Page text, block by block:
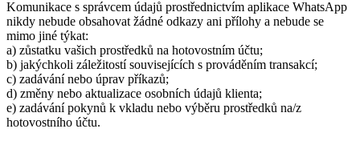
Komunikace s správcem údajů prostřednictvím aplikace WhatsApp
nikdy nebude obsahovat žádné odkazy ani přílohy a nebude se
mimo jiné týkat:
a) zůstatku vašich prostředků na hotovostním účtu;
b) jakýchkoli záležitostí souvisejících s prováděním transakcí;
c) zadávání nebo úprav příkazů;
d) změny nebo aktualizace osobních údajů klienta;
e) zadávání pokynů k vkladu nebo výběru prostředků na/z
hotovostního účtu.